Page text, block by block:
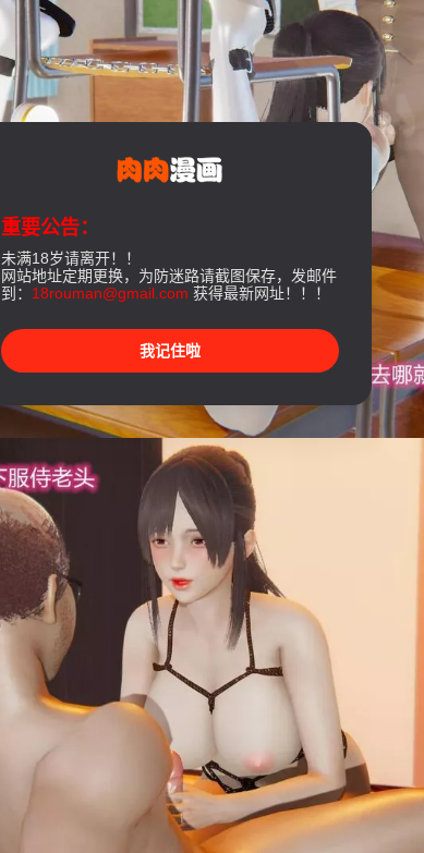
重要公告：
未满18岁请离开！！
网站地址定期更换，为防迷路请截图保存，发邮件
到： 18rouman@gmail.com 获得最新网址！！！
我记住啦